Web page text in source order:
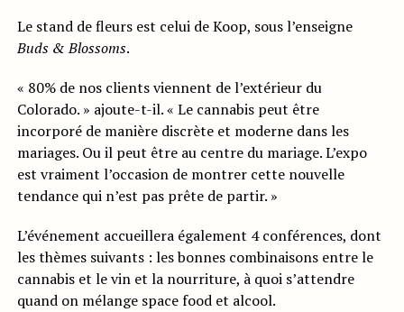
Le stand de fleurs est celui de Koop, sous l’enseigne
Buds & Blossoms.
« 80% de nos clients viennent de l’extérieur du
Colorado. » ajoute-t-il. « Le cannabis peut être
incorporé de manière discrète et moderne dans les
mariages. Ou il peut être au centre du mariage. L’expo
est vraiment l’occasion de montrer cette nouvelle
tendance qui n’est pas prête de partir. »
L’événement accueillera également 4 conférences, dont
les thèmes suivants : les bonnes combinaisons entre le
cannabis et le vin et la nourriture, à quoi s’attendre
quand on mélange space food et alcool.